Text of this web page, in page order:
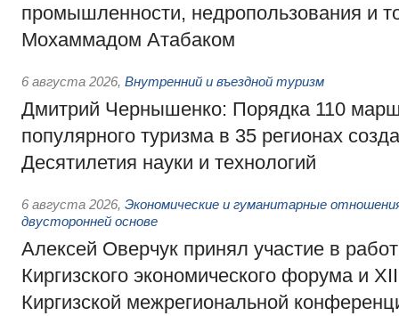
промышленности, недропользования и
Мохаммадом Атабаком
6 августа 2026, Внутренний и въездной туризм
Дмитрий Чернышенко: Порядка 110
популярного туризма в 35 регионах
Десятилетия науки и технологий
6 августа 2026, Экономические и гуманитарные
двусторонней основе
Алексей Оверчук принял участие в
Киргизского экономического форума и
Киргизской межрегиональной